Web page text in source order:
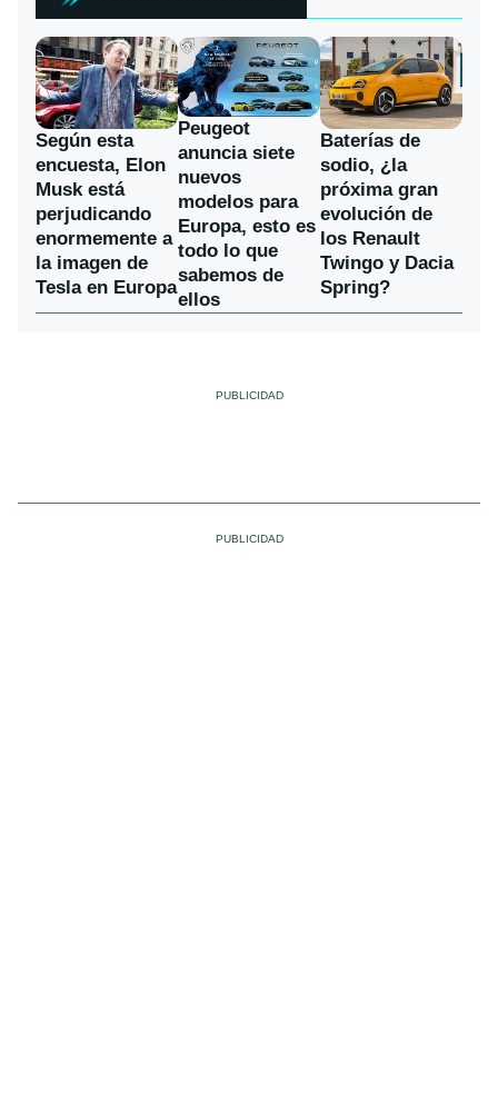
Según esta
encuesta, Elon
Musk está
perjudicando
enormemente a
la imagen de
Tesla en Europa
Peugeot
anuncia siete
nuevos
modelos para
Europa, esto es
todo lo que
sabemos de
ellos
Baterías de
sodio, ¿la
próxima gran
evolución de
los Renault
Twingo y Dacia
Spring?